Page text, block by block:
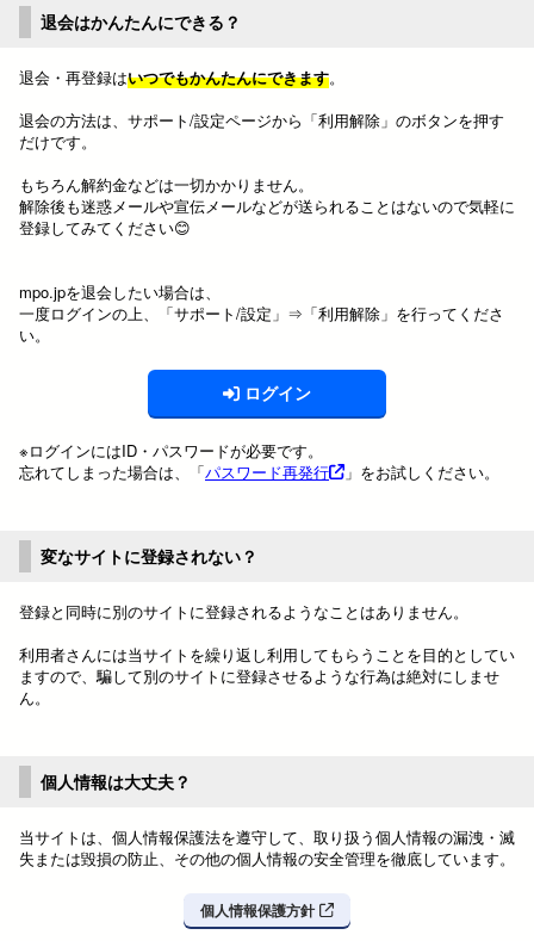
退会はかんたんにできる？
退会・再登録はいつでもかんたんにできます。
退会の方法は、サポート/設定ページから「利用解除」のボタンを押す
だけです。
もちろん解約金などは一切かかりません。
解除後も迷惑メールや宣伝メールなどが送られることはないので気軽に
登録してみてください😊
mpo.jpを退会したい場合は、
一度ログインの上、「サポート/設定」⇒「利用解除」を行ってくださ
い。
ログイン
※ログインにはID・パスワードが必要です。
忘れてしまった場合は、「パスワード再発行 」をお試しください。
変なサイトに登録されない？
登録と同時に別のサイトに登録されるようなことはありません。
利用者さんには当サイトを繰り返し利用してもらうことを目的としてい
ますので、騙して別のサイトに登録させるような行為は絶対にしませ
ん。
個人情報は大丈夫？
当サイトは、個人情報保護法を遵守して、取り扱う個人情報の漏洩・滅
失または毀損の防止、その他の個人情報の安全管理を徹底しています。
個人情報保護方針